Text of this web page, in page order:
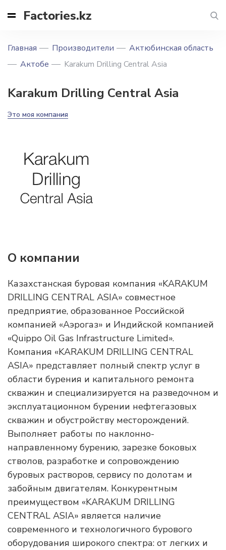
Factories.kz
Главная Производители
Актюбинская область
Актобе
Karakum Drilling Central Asia
Karakum Drilling Central Asia
Это моя компания
О компании
Казахстанская буровая компания «KARAKUM
DRILLING CENTRAL ASIA» совместное
предприятие, образованное Российской
компанией «Аэрогаз» и Индийской компанией
«Quippo Oil Gas Infrastructure Limited».
Компания «KARAKUM DRILLING CENTRAL
ASIA» представляет полный спектр услуг в
области бурения и капитального ремонта
скважин и специализируется на разведочном и
эксплуатационном бурении нефтегазовых
скважин и обустройству месторождений.
Выполняет работы по наклонно-
направленному бурению, зарезке боковых
стволов, разработке и сопровождению
буровых растворов, сервису по долотам и
забойным двигателям. Конкурентным
преимуществом «KARAKUM DRILLING
CENTRAL ASIA» является наличие
современного и технологичного бурового
оборудования широкого спектра: от легких и